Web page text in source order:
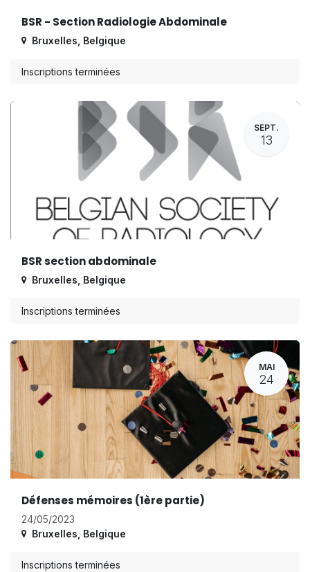
BSR - Section Radiologie Abdominale
Bruxelles Belgique
Inscriptions terminées
SEPT.
13
BSR section abdominale
Bruxelles Belgique
Inscriptions terminées
MAI
24
Défenses mémoires (1ère partie)
24/05/2023
Bruxelles Belgique
Inscriptions terminées